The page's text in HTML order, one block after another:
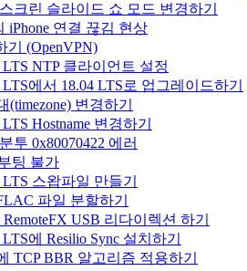
크린 슬라이드 쇼 모드 변경하기
iPhone 연결 끊김 현상
기 (OpenVPN)
NTP 클라이언트 설정
에서 18.04 LTS로 업그레이드하기
(timezone) 변경하기
Hostname 변경하기
투 0x80070422 에러
팅 불가
스왑파일 만들기
파일 분할하기
USB 리다이렉션 하기
에 Resilio Sync 설치하기
TCP BBR 알고리즘 적용하기